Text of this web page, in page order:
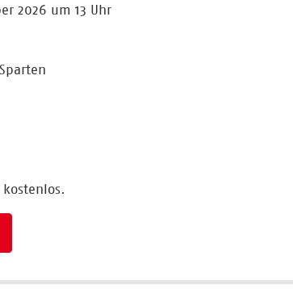
2026 um 13 Uhr